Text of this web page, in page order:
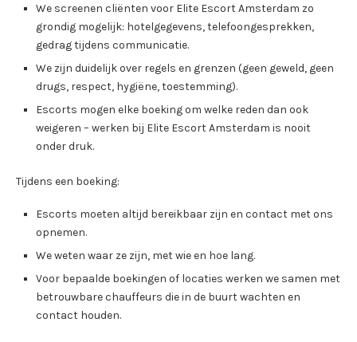
We screenen cliënten voor Elite Escort Amsterdam zo
grondig mogelijk: hotelgegevens, telefoongesprekken,
gedrag tijdens communicatie.
We zijn duidelijk over regels en grenzen (geen geweld, geen
drugs, respect, hygiëne, toestemming).
Escorts mogen elke boeking om welke reden dan ook
weigeren – werken bij Elite Escort Amsterdam is nooit
onder druk.
Tijdens een boeking:
Escorts moeten altijd bereikbaar zijn en contact met ons
opnemen.
We weten waar ze zijn, met wie en hoe lang.
Voor bepaalde boekingen of locaties werken we samen met
betrouwbare chauffeurs die in de buurt wachten en
contact houden.